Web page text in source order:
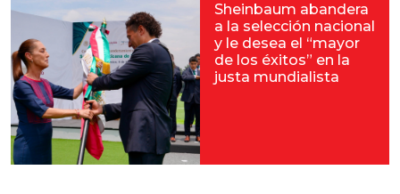
Sheinbaum abandera
a la selección nacional
y le desea el “mayor
de los éxitos” en la
justa mundialista